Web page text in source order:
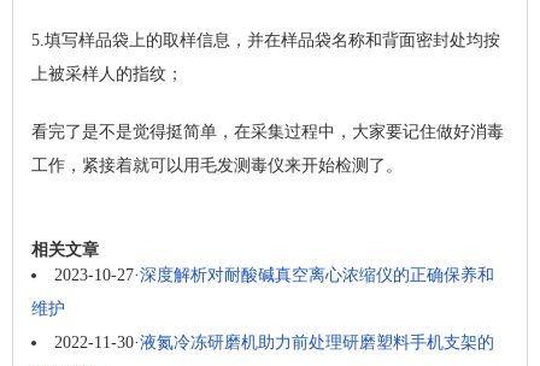
5.填写样品袋上的取样信息，并在样品袋名称和背面密封处均按
上被采样人的指纹；
看完了是不是觉得挺简单，在采集过程中，大家要记住做好消毒
工作，紧接着就可以用毛发测毒仪来开始检测了。
相关文章
2023-10-27·深度解析对耐酸碱真空离心浓缩仪的正确保养和
维护
2022-11-30·液氮冷冻研磨机助力前处理研磨塑料手机支架的